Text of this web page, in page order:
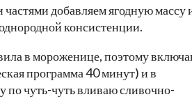
добавляем ягодную массу
консистенции.
в мороженице, поэтому
программа 40 минут) и в
чуть-чуть вливаю сливочно-